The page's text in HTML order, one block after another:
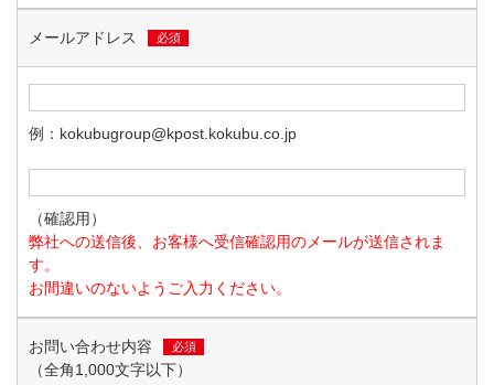
メールアドレス 必須
例：kokubugroup@kpost.kokubu.co.jp
（確認用）
弊社への送信後、お客様へ受信確認用のメールが送信されま
す。
お間違いのないようご入力ください。
お問い合わせ内容 必須
（全角1,000文字以下）